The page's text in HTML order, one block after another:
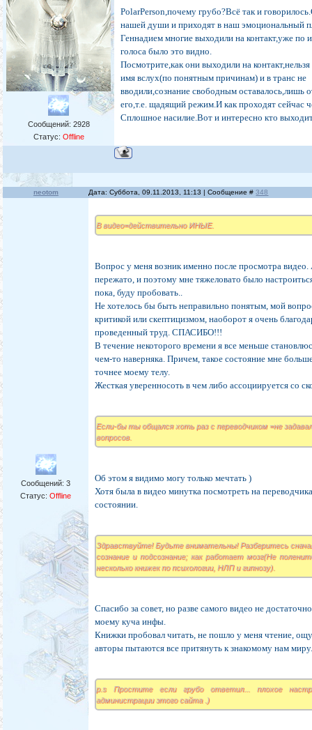
Сообщений: 2928
Статус: Offline
PolarPerson,почему грубо?Всё так и
нашей души и приходят в наш эмоциональный
Геннадием многие выходили на контакт,уже по
голоса было это видно.
Посмотрите,как они выходили на
имя вслух(по понятным причинам) и в транс не
вводили,сознание свободным оставалось,лишь
его,т.е. щадящий режим.И как проходят сейчас
Сплошное насилие.Вот и интересно кто
neotom Дата: Суббота, 09.11.2013, 11:13 | Сообщение #348
Сообщений:3
Статус:Offline
В видео=действительно ИНЫЕ.
Вопрос у меня возник именно после просмотра видео.
пережато, и поэтому мне тяжеловато было
пока, буду пробовать..
Не хотелось бы быть неправильно понятым, мой
критикой или скептицизмом, наоборот я очень
проведенный труд. СПАСИБО!!!
В течение некоторого времени я все меньше
чем-то наверняка. Причем, такое состояние мне
точнее моему телу.
Жесткая уверенносоть в чем либо ассоциируется со
Если-бы ты общался хоть раз с переводчиком =не
вопросов.
Об этом я видимо могу только мечтать )
Хотя была в видео минутка посмотреть на
состоянии.
Здравствуйте! Будьте внимательны! Разберитесь
сознание и подсознание; как работает мозг(Не
несколько книжек по психологии, НЛП и гипнозу).
Спасибо за совет, но разве самого видео не
моему куча инфы.
Книжки пробовал читать, не пошло у меня чтение,
авторы пытаются все притянуть к знакомому нам
p.s Простите если грубо ответил... плохое
администрации этого сайта .)